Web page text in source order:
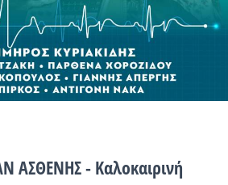
ΑΣΘΕΝΗΣ - Καλοκαιρινή